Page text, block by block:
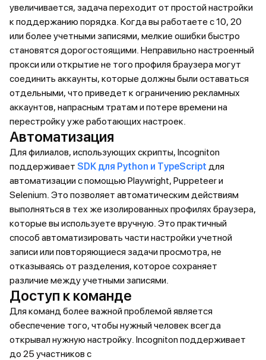
увеличивается, задача переходит от простой настройки
к поддержанию порядка. Когда вы работаете с 10, 20
или более учетными записями, мелкие ошибки быстро
становятся дорогостоящими. Неправильно настроенный
прокси или открытие не того профиля браузера могут
соединить аккаунты, которые должны были оставаться
отдельными, что приведет к ограничению рекламных
аккаунтов, напрасным тратам и потере времени на
перестройку уже работающих настроек.
Автоматизация
Для филиалов, использующих скрипты, Incogniton
поддерживает SDK для Python и TypeScript для
автоматизации с помощью Playwright, Puppeteer и
Selenium. Это позволяет автоматическим действиям
выполняться в тех же изолированных профилях браузера,
которые вы используете вручную. Это практичный
способ автоматизировать части настройки учетной
записи или повторяющиеся задачи просмотра, не
отказываясь от разделения, которое сохраняет
различие между учетными записями.
Доступ к команде
Для команд более важной проблемой является
обеспечение того, чтобы нужный человек всегда
открывал нужную настройку. Incogniton поддерживает
до 25 участников с